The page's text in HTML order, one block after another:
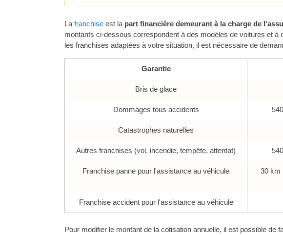
La franchise est la part financière demeurant à la charge de
montants ci-dessous correspondent à des modèles de voitures et
les franchises adaptées à votre situation, il est nécessaire de
Garantie
Bris de glace
Dommages tous accidents
Catastrophes naturelles
Autres franchises (vol, incendie, tempête, attentat)
Franchise panne pour l'assistance au véhicule
30 km
Franchise accident pour l'assistance au véhicule
Pour modifier le montant de la cotisation annuelle, il est possible de